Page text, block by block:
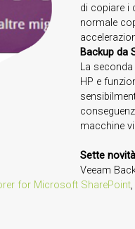
di copiare i
normale
Backup da
La
HP e
macchine
Sette
Veeam
for Microsoft SharePoint